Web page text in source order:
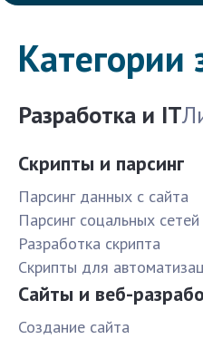
Категории
Разработка и IT
Скрипты и парсинг
Парсинг данных с сайта
Парсинг соцальных сетей
Разработка скрипта
Скрипты для
Сайты и веб-
Создание сайта